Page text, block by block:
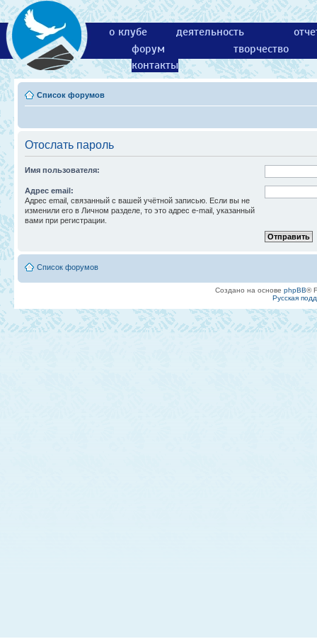
о клубе деятельность
форум
творчество
контакты
Список форумов
Отослать пароль
Имя пользователя:
Адрес email:
Адрес email, связанный с вашей учётной записью. Если вы не
изменили его в Личном разделе, то это адрес e-mail, указанный
вами при регистрации.
Список форумов
Создано на основе phpBB®
Русская